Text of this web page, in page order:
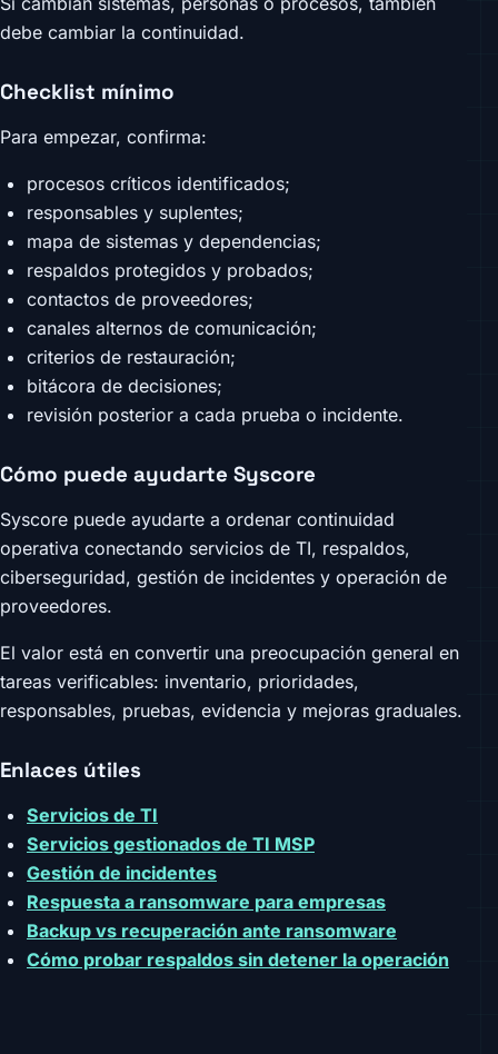
debe cambiar la continuidad.
Checklist mínimo
Para empezar, confirma:
procesos críticos identificados;
responsables y suplentes;
mapa de sistemas y dependencias;
respaldos protegidos y probados;
contactos de proveedores;
canales alternos de comunicación;
criterios de restauración;
bitácora de decisiones;
revisión posterior a cada prueba o incidente.
Cómo puede ayudarte Syscore
Syscore puede ayudarte a ordenar continuidad
operativa conectando servicios de TI, respaldos,
ciberseguridad, gestión de incidentes y operación de
proveedores.
El valor está en convertir una preocupación general en
tareas verificables: inventario, prioridades,
responsables, pruebas, evidencia y mejoras graduales.
Enlaces útiles
Servicios de TI
Servicios gestionados de TI MSP
Gestión de incidentes
Respuesta a ransomware para empresas
Backup vs recuperación ante ransomware
Cómo probar respaldos sin detener la operación